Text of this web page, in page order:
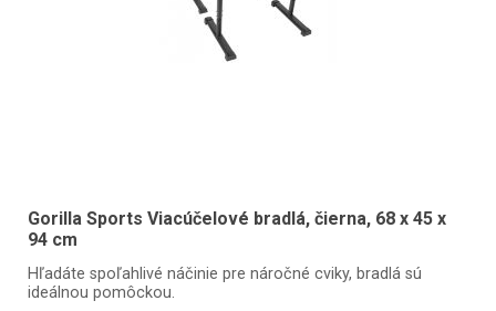
Gorilla Sports Viacúčelové bradlá, čierna, 68 x 45 x
94 cm
Hľadáte spoľahlivé náčinie pre náročné cviky, bradlá sú
ideálnou pomôckou.